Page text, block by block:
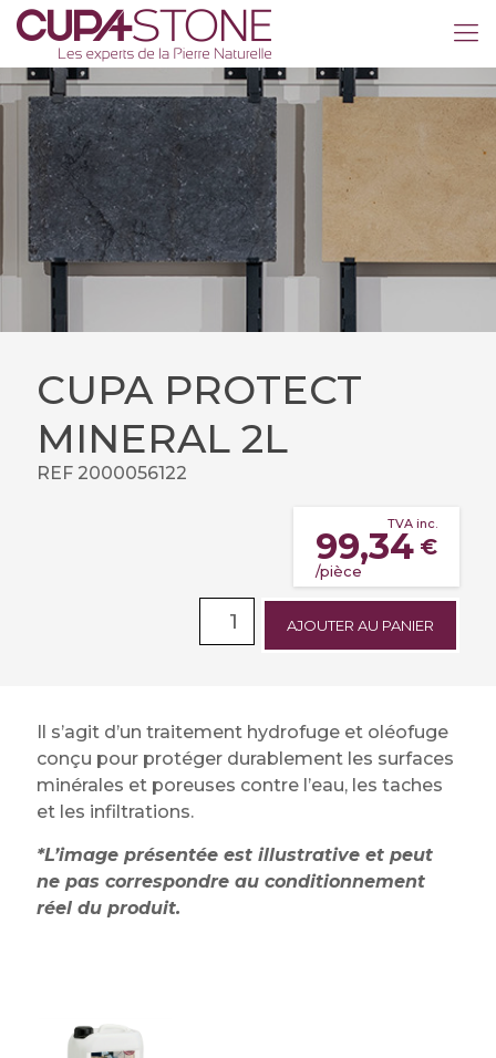
CUPA PROTECT
MINERAL 2L
REF 2000056122
99,34 €
TVA inc.
/pièce
AJOUTER AU PANIER
Il s’agit d’un traitement hydrofuge et oléofuge
conçu pour protéger durablement les surfaces
minérales et poreuses contre l’eau, les taches
et les infiltrations.
*L’image présentée est illustrative et peut
ne pas correspondre au conditionnement
réel du produit.